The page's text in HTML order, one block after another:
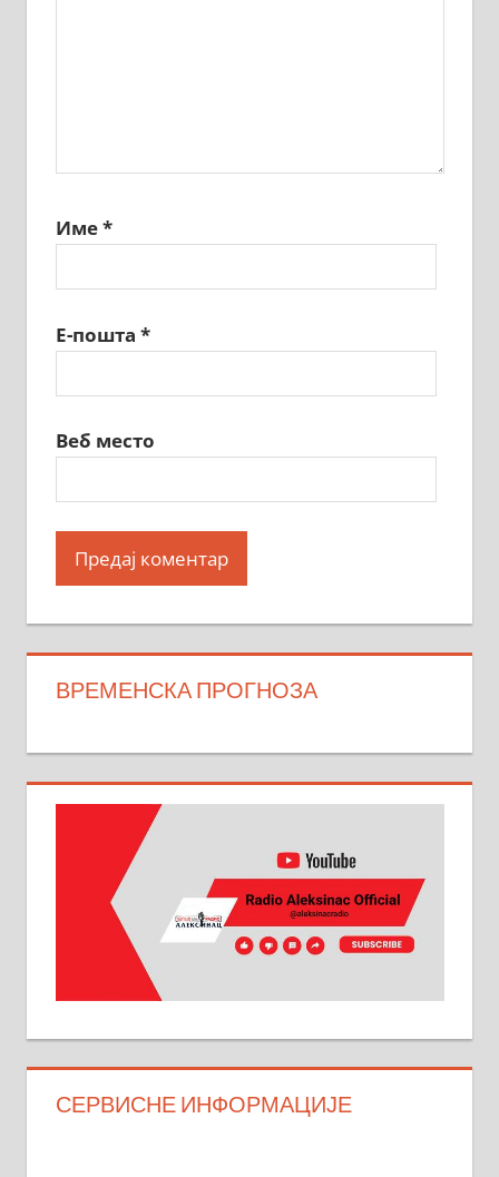
Име*
Е-пошта *
Веб место
ВРЕМЕНСКА ПРОГНОЗА
СЕРВИСНЕ ИНФОРМАЦИЈЕ